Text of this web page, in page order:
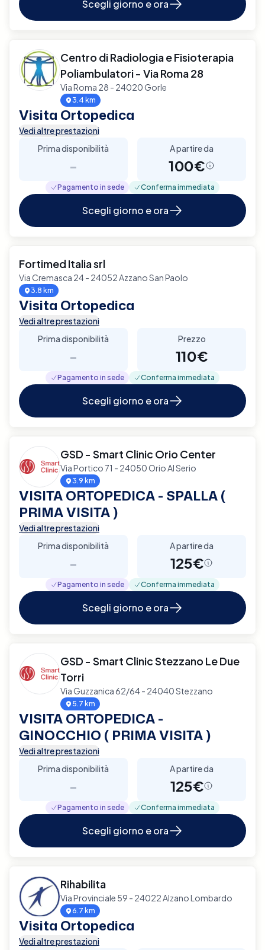
Scegli giorno e ora
Centro di Radiologia e Fisioterapia
Poliambulatori - Via Roma 28
Via Roma 28 - 24020 Gorle
3.4 km
Visita Ortopedica
Vedi altre prestazioni
Prima disponibilità
-
A partire da
100€
Pagamento in sede Conferma immediata
Scegli giorno e ora
Fortimed Italia srl
Via Cremasca 24 - 24052 Azzano San Paolo
3.8 km
Visita Ortopedica
Vedi altre prestazioni
Prima disponibilità
-
Prezzo
110€
Pagamento in sede Conferma immediata
Scegli giorno e ora
GSD - Smart Clinic Orio Center
Via Portico 71 - 24050 Orio Al Serio
3.9 km
VISITA ORTOPEDICA - SPALLA (
PRIMA VISITA )
Vedi altre prestazioni
Prima disponibilità
-
A partire da
125€
Pagamento in sede Conferma immediata
Scegli giorno e ora
GSD - Smart Clinic Stezzano Le Due
Torri
Via Guzzanica 62/64 - 24040 Stezzano
5.7 km
VISITA ORTOPEDICA -
GINOCCHIO ( PRIMA VISITA )
Vedi altre prestazioni
Prima disponibilità
-
A partire da
125€
Pagamento in sede Conferma immediata
Scegli giorno e ora
Rihabilita
Via Provinciale 59 - 24022 Alzano Lombardo
6.7 km
Visita Ortopedica
Vedi altre prestazioni